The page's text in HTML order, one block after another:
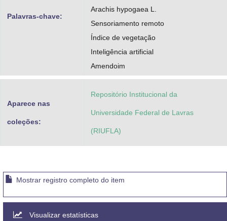
Palavras-chave:
Arachis hypogaea L.
Sensoriamento remoto
Índice de vegetação
Inteligência artificial
Amendoim
Aparece nas
coleções:
Repositório Institucional da
Universidade Federal de Lavras
(RIUFLA)
Mostrar registro completo do item
Visualizar estatísticas